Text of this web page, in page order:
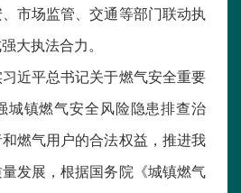
市场监管、交通等部门联动执
大执法合力。
平总书记关于燃气安全重要
城镇燃气安全风险隐患排查治
燃气用户的合法权益，推进我
发展，根据国务院《城镇燃气